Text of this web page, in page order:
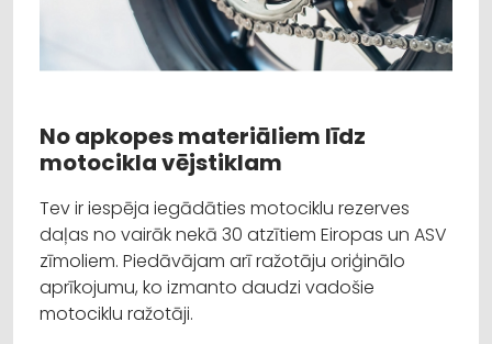
No apkopes materiāliem līdz
motocikla vējstiklam
Tev ir iespēja iegādāties motociklu rezerves
daļas no vairāk nekā 30 atzītiem Eiropas un ASV
zīmoliem. Piedāvājam arī ražotāju oriģinālo
aprīkojumu, ko izmanto daudzi vadošie
motociklu ražotāji.